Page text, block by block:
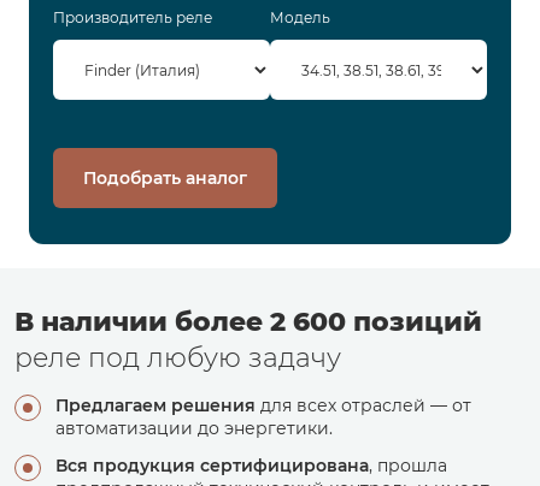
Производитель реле Модель
Подобрать аналог
В наличии более 2 600 позиций
реле под любую задачу
Предлагаем решения для всех отраслей — от
автоматизации до энергетики.
Вся продукция сертифицирована, прошла